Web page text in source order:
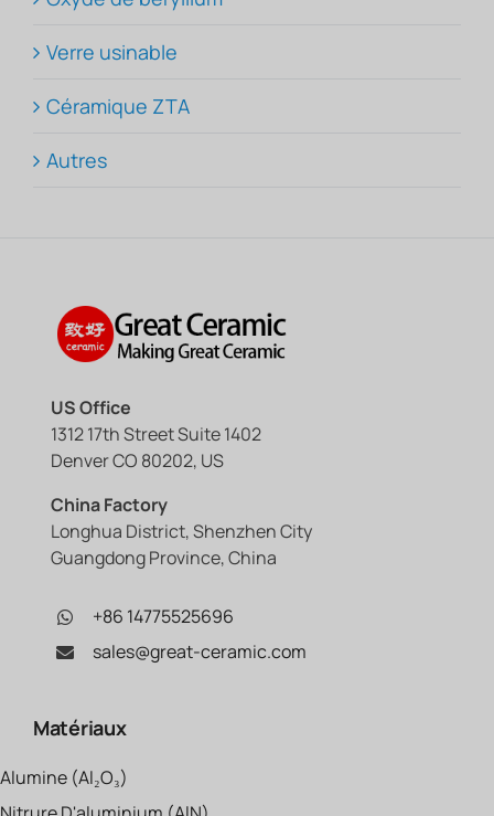
Verre usinable
Céramique ZTA
Autres
US Office
1312 17th Street Suite 1402
Denver CO 80202, US
China Factory
Longhua District, Shenzhen City
Guangdong Province, China
+86 14775525696
sales@great-ceramic.com
Matériaux
Alumine (Al₂O₃)